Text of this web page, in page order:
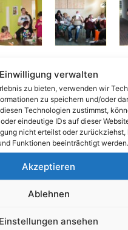
Einwilligung verwalten
zu bieten, verwenden wir
zu speichern und/oder
Technologien zustimmst,
eindeutige IDs auf dieser
nicht erteilst oder zurückziehst,
Funktionen beeinträchtigt werden.
Akzeptieren
Ablehnen
Einstellungen ansehen
des Bestehens des Club
interessierte und neugierige
trugen somit zur
bei: Menschen mit
& Essen, Kaffeeklatsch,